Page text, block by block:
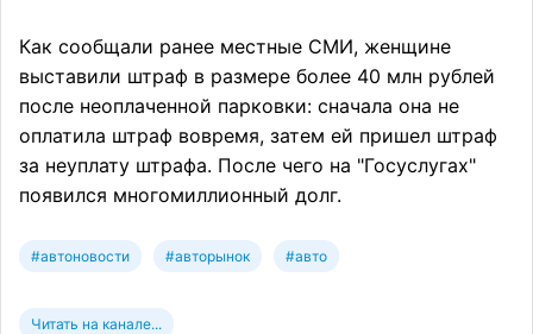
Как сообщали ранее местные СМИ, женщине
выставили штраф в размере более 40 млн рублей
после неоплаченной парковки: сначала она не
оплатила штраф вовремя, затем ей пришел штраф
за неуплату штрафа. После чего на "Госуслугах"
появился многомиллионный долг.
#автоновости #авторынок #авто
Читать на канале...